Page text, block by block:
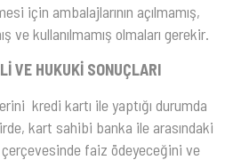
için ambalajlarının açılmamış,
ve kullanılmamış olmaları gerekir.
VE HUKUKİ SONUÇLARI
kredi kartı ile yaptığı durumda
kart sahibi banka ile arasındaki
faiz ödeyeceğini ve